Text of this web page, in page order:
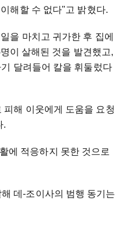
해할 수 없다"고 밝혔다.
을 마치고 귀가한 후 집에
이 살해된 것을 발견했고,
달려들어 칼을 휘둘렀다
해 이웃에게 도움을 요청
.
에 적응하지 못한 것으로
데-조이사의 범행 동기는